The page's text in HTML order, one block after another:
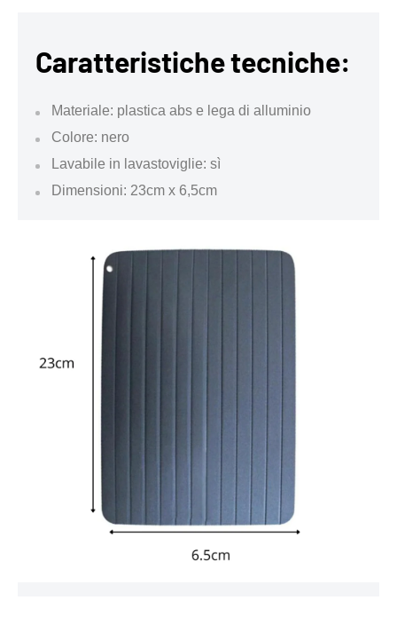
Caratteristiche tecniche:
Materiale: plastica abs e lega di alluminio
Colore: nero
Lavabile in lavastoviglie: sì
Dimensioni: 23cm x 6,5cm